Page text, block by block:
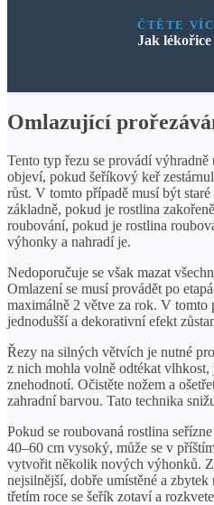
ČTĚTE
Jak
Omlazující
Tento typ řezu se provádí
objeví, pokud šeříkový keř
růst. V tomto případě musí být staré
základně, pokud je rostlina
roubování, pokud je rostlina
výhonky a nahradí je.
Nedoporučuje se však mazat
Omlazení se musí provádět po
maximálně 2 větve za rok. V tomto
jednodušší a dekorativní efekt
Řezy na silných větvích je nutné
z nich mohla volně odtékat
znehodnotí. Očistěte nožem a
zahradní barvou. Tato technika
Pokud se roubovaná rostlina
40–60 cm vysoký, může se v
vytvořit několik nových výhonků.
nejsilnější, dobře umístěné a zbytek
třetím roce se šeřík zotaví a